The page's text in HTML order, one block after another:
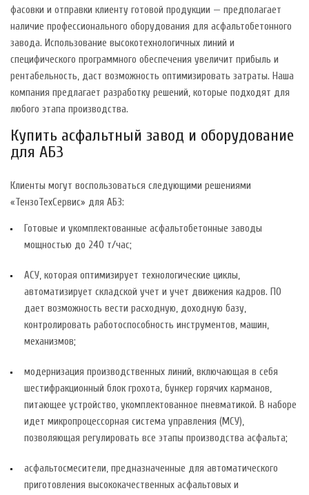
фасовки и отправки клиенту готовой продукции — предполагает
наличие профессионального оборудования для асфальтобетонного
завода. Использование высокотехнологичных линий и
специфического программного обеспечения увеличит прибыль и
рентабельность, даст возможность оптимизировать затраты. Наша
компания предлагает разработку решений, которые подходят для
любого этапа производства.
Купить асфальтный завод и оборудование
для АБЗ
Клиенты могут воспользоваться следующими решениями
«ТензоТехСервис» для АБЗ:
Готовые и укомплектованные асфальтобетонные заводы
мощностью до 240 т/час;
АСУ, которая оптимизирует технологические циклы,
автоматизирует складской учет и учет движения кадров. ПО
дает возможность вести расходную, доходную базу,
контролировать работоспособность инструментов, машин,
механизмов;
модернизация производственных линий, включающая в себя
шестифракционный блок грохота, бункер горячих карманов,
питающее устройство, укомплектованное пневматикой. В наборе
идет микропроцессорная система управления (МСУ),
позволяющая регулировать все этапы производства асфальта;
асфальтосмесители, предназначенные для автоматического
приготовления высококачественных асфальтовых и